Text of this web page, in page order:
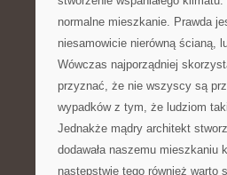
normalne mieszkanie. Prawda
niesamowicie nierówną ścianą,
Wówczas najporządniej
przyznać, że nie wszyscy są
wypadków z tym, że ludziom
Jednakże mądry architekt
dodawała naszemu
następstwie tego również warto